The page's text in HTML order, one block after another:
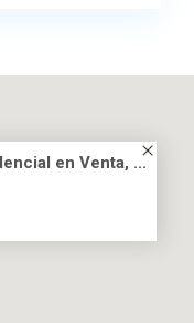
en Venta, ...